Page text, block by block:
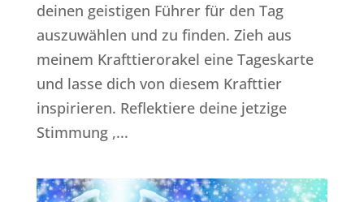
deinen geistigen Führer für den Tag
auszuwählen und zu finden. Zieh aus
meinem Krafttierorakel eine Tageskarte
und lasse dich von diesem Krafttier
inspirieren. Reflektiere deine jetzige
Stimmung ,...